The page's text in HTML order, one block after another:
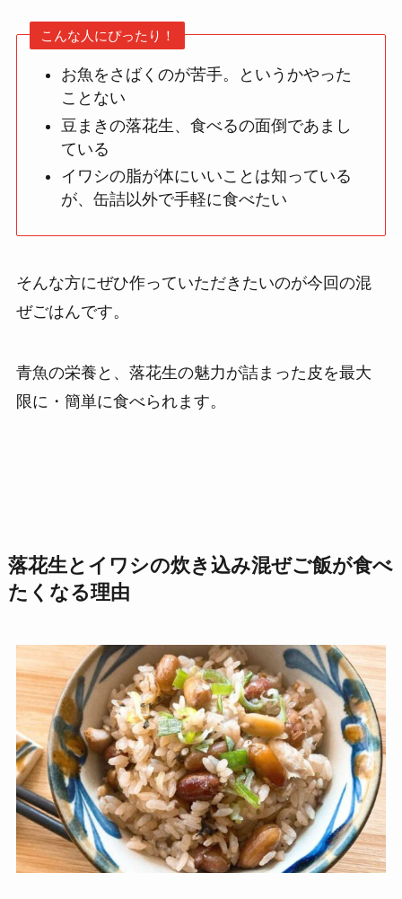
こんな人にぴったり！
お魚をさばくのが苦手。というかやった
ことない
豆まきの落花生、食べるの面倒であまし
ている
イワシの脂が体にいいことは知っている
が、缶詰以外で手軽に食べたい
そんな方にぜひ作っていただきたいのが今回の混
ぜごはんです。
青魚の栄養と、落花生の魅力が詰まった皮を最大
限に・簡単に食べられます。
落花生とイワシの炊き込み混ぜご飯が食べ
たくなる理由